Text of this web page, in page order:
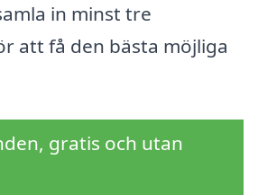
in minst tre
att få den bästa möjliga
gratis och utan